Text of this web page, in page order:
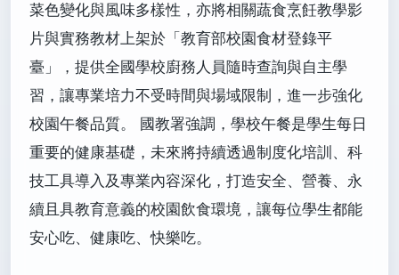
菜色變化與風味多樣性，亦將相關蔬食烹飪教學影
片與實務教材上架於「教育部校園食材登錄平
臺」，提供全國學校廚務人員隨時查詢與自主學
習，讓專業培力不受時間與場域限制，進一步強化
校園午餐品質。 國教署強調，學校午餐是學生每日
重要的健康基礎，未來將持續透過制度化培訓、科
技工具導入及專業內容深化，打造安全、營養、永
續且具教育意義的校園飲食環境，讓每位學生都能
安心吃、健康吃、快樂吃。